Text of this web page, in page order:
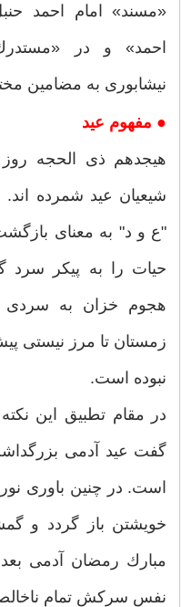
«مسند» امام احمد
احمد» و در
نیشابوری به مضامین
● مفهوم عید
هیجدهم ذی الحجه
شیعیان عید شمرده
"ع و د" به معنای
حیات را به پیكر سرد
هجوم خزان به سردی
زمستان تا مرز نیستی
نبوده است.
در مقام تطبیق این
گفت عید آدمی
است. در چنین باوری
خویشتن باز گردد و
مبارك رمضان آدمی
نفس سركش تمام